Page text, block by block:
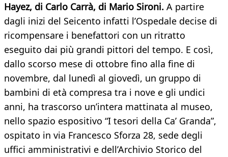
Hayez, di Carlo Carrà, di Mario Sironi. A partire
dagli inizi del Seicento infatti l’Ospedale decise di
ricompensare i benefattori con un ritratto
eseguito dai più grandi pittori del tempo. E così,
dallo scorso mese di ottobre fino alla fine di
novembre, dal lunedì al giovedì, un gruppo di
bambini di età compresa tra i nove e gli undici
anni, ha trascorso un’intera mattinata al museo,
nello spazio espositivo “I tesori della Ca’ Granda”,
ospitato in via Francesco Sforza 28, sede degli
uffici amministrativi e dell’Archivio Storico del